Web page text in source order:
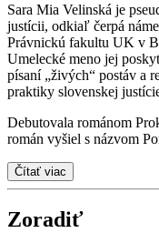
Sara Mia Velinská je
justícii, odkiaľ čerpá
Právnickú fakultu UK v
Umelecké meno jej
písaní „živých“ postáv a
praktiky slovenskej
Debutovala románom
román vyšiel s názvom
Čítať viac
Zoradiť